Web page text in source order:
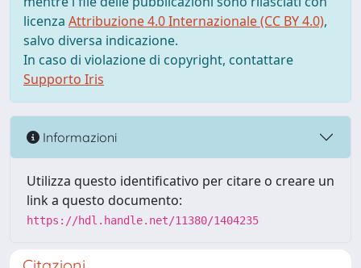
licenza Attribuzione 4.0 Internazionale (CC BY 4.0),
salvo diversa indicazione.
In caso di violazione di copyright, contattare
Supporto Iris
Informazioni
Utilizza questo identificativo per citare o creare un
link a questo documento:
https://hdl.handle.net/11380/1404235